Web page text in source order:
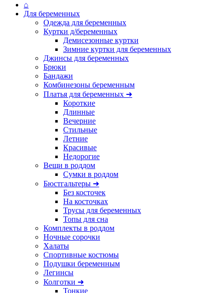
⌂
Для беременных
Одежда для беременных
Куртки д/беременных
Демисезонные куртки
Зимние куртки для беременных
Джинсы для беременных
Брюки
Бандажи
Комбинезоны беременным
Платья для беременных ➜
Короткие
Длинные
Вечерние
Стильные
Летние
Красивые
Недорогие
Вещи в роддом
Сумки в роддом
Бюстгальтеры ➜
Без косточек
На косточках
Трусы для беременных
Топы для сна
Комплекты в роддом
Ночные сорочки
Халаты
Спортивные костюмы
Подушки беременным
Легинсы
Колготки ➜
Тонкие